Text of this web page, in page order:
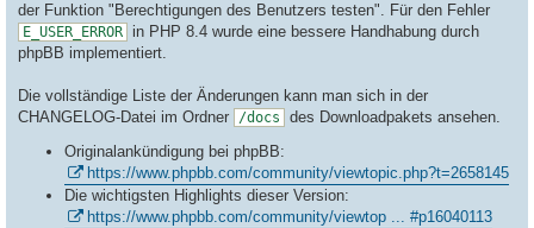
der Funktion "Berechtigungen des Benutzers testen". Für den Fehler
E_USER_ERROR
in PHP 8.4 wurde eine bessere Handhabung durch
phpBB implementiert.
Die vollständige Liste der Änderungen kann man sich in der
CHANGELOG-Datei im Ordner
/docs
des Downloadpakets ansehen.
Originalankündigung bei phpBB:
https://www.phpbb.com/community/viewtopic.php?t=2658145
Die wichtigsten Highlights dieser Version:
https://www.phpbb.com/community/viewtop ... #p16040113